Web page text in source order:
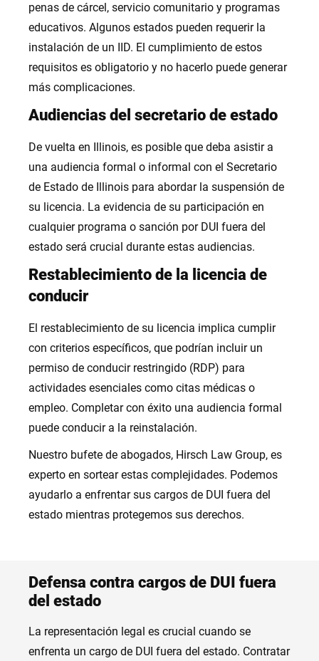
penas de cárcel, servicio comunitario y programas
educativos. Algunos estados pueden requerir la
instalación de un IID. El cumplimiento de estos
requisitos es obligatorio y no hacerlo puede generar
más complicaciones.
Audiencias del secretario de estado
De vuelta en Illinois, es posible que deba asistir a
una audiencia formal o informal con el Secretario
de Estado de Illinois para abordar la suspensión de
su licencia. La evidencia de su participación en
cualquier programa o sanción por DUI fuera del
estado será crucial durante estas audiencias.
Restablecimiento de la licencia de
conducir
El restablecimiento de su licencia implica cumplir
con criterios específicos, que podrían incluir un
permiso de conducir restringido (RDP) para
actividades esenciales como citas médicas o
empleo. Completar con éxito una audiencia formal
puede conducir a la reinstalación.
Nuestro bufete de abogados, Hirsch Law Group, es
experto en sortear estas complejidades. Podemos
ayudarlo a enfrentar sus cargos de DUI fuera del
estado mientras protegemos sus derechos.
Defensa contra cargos de DUI fuera
del estado
La representación legal es crucial cuando se
enfrenta un cargo de DUI fuera del estado. Contratar